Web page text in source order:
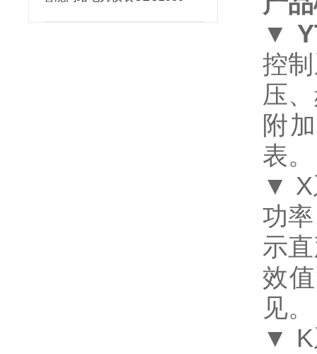
▼
控
压
附
表
▼ X
功
示
效
见
▼ K